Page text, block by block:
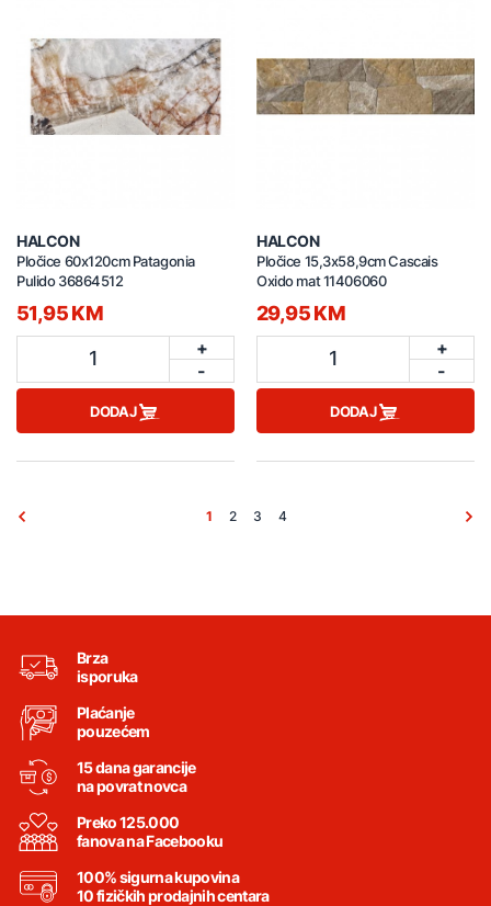
HALCON
Pločice 60x120cm Patagonia
Pulido 36864512
51,95 KM
1
+
-
DODAJ
HALCON
Pločice 15,3x58,9cm Cascais
Oxido mat 11406060
29,95 KM
1
+
-
DODAJ
1 2 3 4
Brza
isporuka
Plaćanje
pouzećem
15 dana garancije
na povrat novca
Preko 125.000
fanova na Facebooku
100% sigurna kupovina
10 fizičkih prodajnih centara